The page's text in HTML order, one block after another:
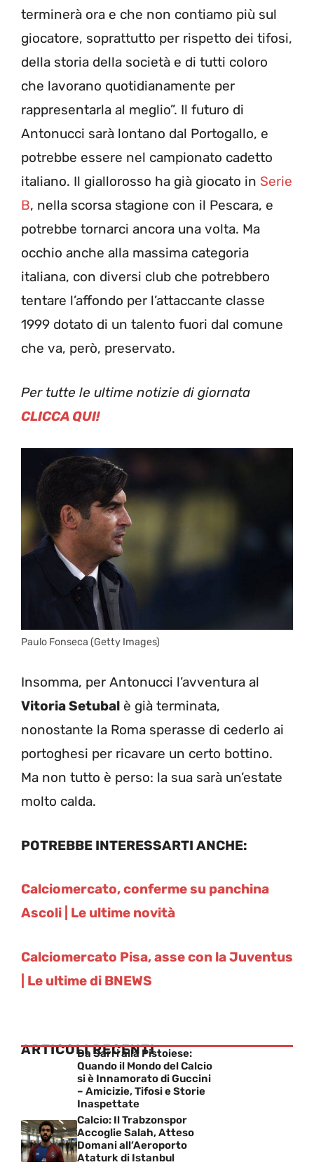
terminerà ora e che non contiamo più sul
giocatore, soprattutto per rispetto dei tifosi,
della storia della società e di tutti coloro
che lavorano quotidianamente per
rappresentarla al meglio”. Il futuro di
Antonucci sarà lontano dal Portogallo, e
potrebbe essere nel campionato cadetto
italiano. Il giallorosso ha già giocato in Serie
B, nella scorsa stagione con il Pescara, e
potrebbe tornarci ancora una volta. Ma
occhio anche alla massima categoria
italiana, con diversi club che potrebbero
tentare l’affondo per l’attaccante classe
1999 dotato di un talento fuori dal comune
che va, però, preservato.
Per tutte le ultime notizie di giornata
CLICCA QUI!
Paulo Fonseca (Getty Images)
Insomma, per Antonucci l’avventura al
Vitoria Setubal è già terminata,
nonostante la Roma sperasse di cederlo ai
portoghesi per ricavare un certo bottino.
Ma non tutto è perso: la sua sarà un’estate
molto calda.
POTREBBE INTERESSARTI ANCHE:
Calciomercato, conferme su panchina
Ascoli | Le ultime novità
Calciomercato Pisa, asse con la Juventus
| Le ultime di BNEWS
ARTICOLI RECENTI
Da Sarri alla Pistoiese:
Quando il Mondo del Calcio
si è Innamorato di Guccini
– Amicizie, Tifosi e Storie
Inaspettate
Calcio: Il Trabzonspor
Accoglie Salah, Atteso
Domani all’Aeroporto
Ataturk di Istanbul